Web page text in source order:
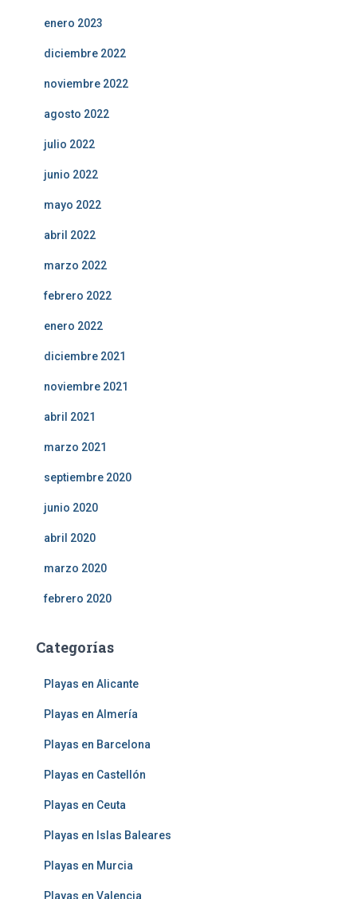
enero 2023
diciembre 2022
noviembre 2022
agosto 2022
julio 2022
junio 2022
mayo 2022
abril 2022
marzo 2022
febrero 2022
enero 2022
diciembre 2021
noviembre 2021
abril 2021
marzo 2021
septiembre 2020
junio 2020
abril 2020
marzo 2020
febrero 2020
Categorías
Playas en Alicante
Playas en Almería
Playas en Barcelona
Playas en Castellón
Playas en Ceuta
Playas en Islas Baleares
Playas en Murcia
Playas en Valencia